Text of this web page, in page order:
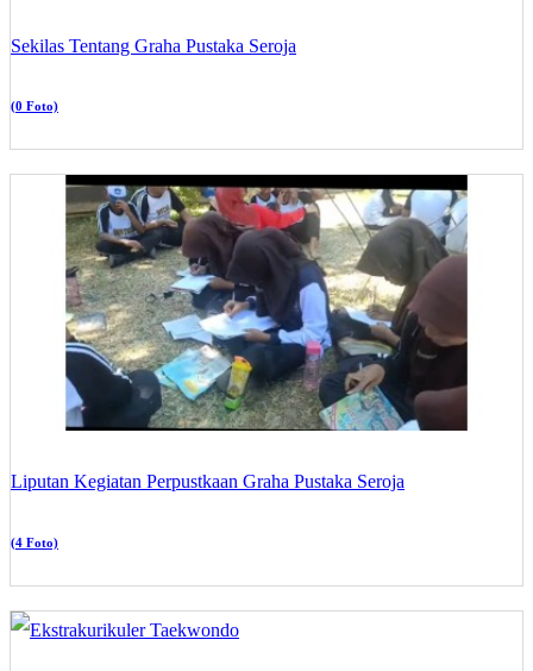
Sekilas Tentang Graha Pustaka Seroja
(0 Foto)
Liputan Kegiatan Perpustkaan Graha Pustaka Seroja
(4 Foto)